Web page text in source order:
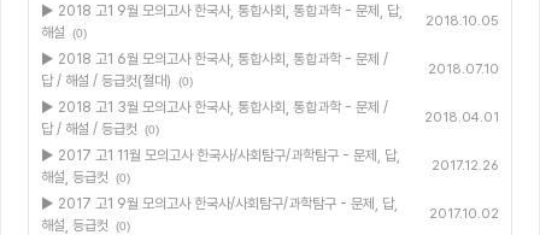
▶ 2018 고1 9월 모의고사 한국사, 통합사회, 통합과학 - 문제, 답,
해설
(0)
2018.10.05
▶ 2018 고1 6월 모의고사 한국사, 통합사회, 통합과학 - 문제 /
답 / 해설 / 등급컷(절대)
(0)
2018.07.10
▶ 2018 고1 3월 모의고사 한국사, 통합사회, 통합과학 - 문제 /
답 / 해설 / 등급컷
(0)
2018.04.01
▶ 2017 고1 11월 모의고사 한국사/사회탐구/과학탐구 - 문제, 답,
해설, 등급컷
(0)
2017.12.26
▶ 2017 고1 9월 모의고사 한국사/사회탐구/과학탐구 - 문제, 답,
해설, 등급컷
(0)
2017.10.02